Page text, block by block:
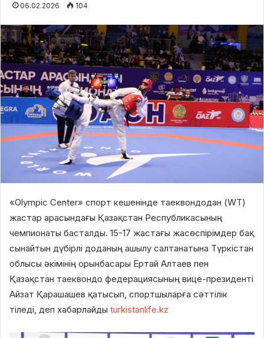
06.02.2026 104
«Olympic Center» спорт кешенінде таеквондодан (WT)
жастар арасындағы Қазақстан Республикасының
чемпионаты басталды. 15-17 жастағы жасөспірімдер бақ
сынайтын дүбірлі доданың ашылу салтанатына Түркістан
облысы әкімінің орынбасары Ертай Алтаев пен
Қазақстан таеквондо федерациясының вице-президенті
Айзат Қарашашев қатысып, спортшыларға сәттілік
тіледі, деп хабарлайды turkistanlife.kz